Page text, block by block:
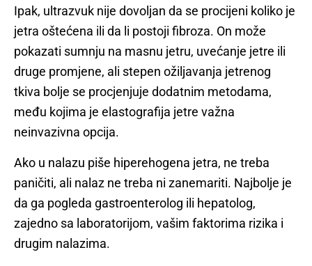
Ipak, ultrazvuk nije dovoljan da se procijeni koliko je
jetra oštećena ili da li postoji fibroza. On može
pokazati sumnju na masnu jetru, uvećanje jetre ili
druge promjene, ali stepen ožiljavanja jetrenog
tkiva bolje se procjenjuje dodatnim metodama,
među kojima je elastografija jetre važna
neinvazivna opcija.
Ako u nalazu piše hiperehogena jetra, ne treba
paničiti, ali nalaz ne treba ni zanemariti. Najbolje je
da ga pogleda gastroenterolog ili hepatolog,
zajedno sa laboratorijom, vašim faktorima rizika i
drugim nalazima.